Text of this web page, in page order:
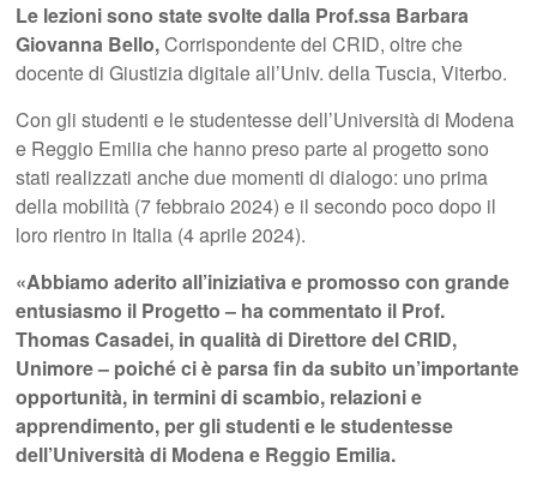
Le lezioni sono state svolte dalla Prof.ssa Barbara
Giovanna Bello,Corrispondente del CRID, oltre che
docente di Giustizia digitale all’Univ. della Tuscia, Viterbo.
Con gli studenti e le studentesse dell’Università di Modena
e Reggio Emilia che hanno preso parte al progetto sono
stati realizzati anche due momenti di dialogo: uno prima
della mobilità (7 febbraio 2024) e il secondo poco dopo il
loro rientro in Italia (4 aprile 2024).
«Abbiamo aderito all’iniziativa e promosso con grande
entusiasmo il Progetto – ha commentato il Prof.
Thomas Casadei, in qualità di Direttore del CRID,
Unimore – poiché ci è parsa fin da subito un’importante
opportunità, in termini di scambio, relazioni e
apprendimento, per gli studenti e le studentesse
dell’Università di Modena e Reggio Emilia.